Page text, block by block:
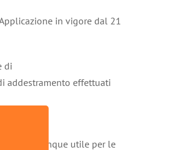
in vigore dal 21
di
addestramento effettuati
comunque utile per le